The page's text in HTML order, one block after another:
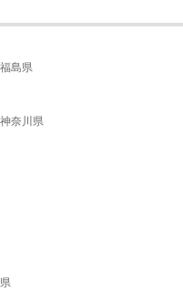
福島県
神奈川県